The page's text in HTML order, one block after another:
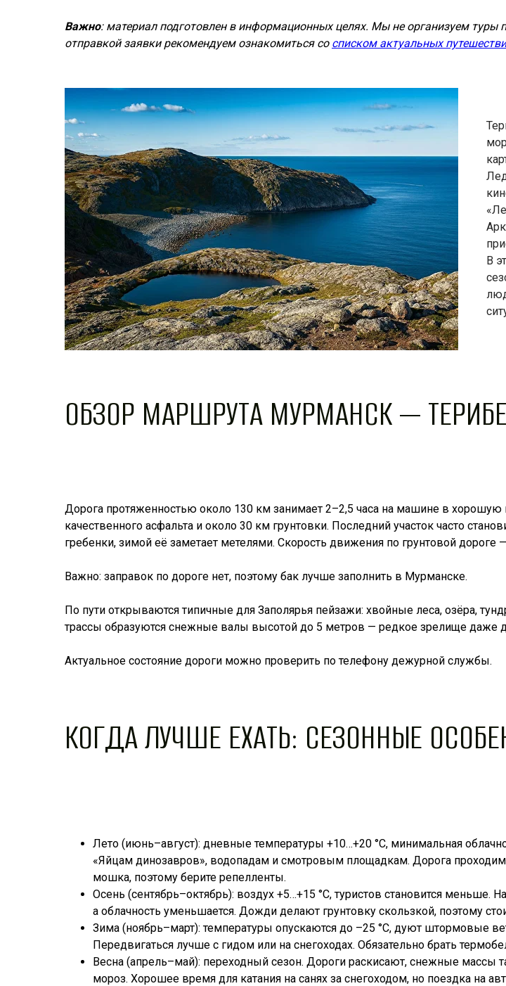
Важно: материал подготовлен в информационных целях. Мы не организуем
отправкой заявки рекомендуем ознакомиться со списком актуальных
В
ОБЗОР МАРШРУТА МУРМАНСК —
Дорога протяженностью около 130 км занимает 2–2,5 часа на машине в
качественного асфальта и около 30 км грунтовки. Последний участок часто
гребенки, зимой её заметает метелями. Скорость движения по грунтовой
Важно: заправок по дороге нет, поэтому бак лучше заполнить в Мурманске.
По пути открываются типичные для Заполярья пейзажи: хвойные леса, озёра,
трассы образуются снежные валы высотой до 5 метров — редкое зрелище даже
Актуальное состояние дороги можно проверить по телефону дежурной службы.
КОГДА ЛУЧШЕ ЕХАТЬ: СЕЗОННЫЕ
Лето (июнь–август): дневные температуры +10…+20 °C, минимальная
«Яйцам динозавров», водопадам и смотровым площадкам. Дорога
мошка, поэтому берите репелленты.
Осень (сентябрь–октябрь): воздух +5…+15 °C, туристов становится меньше.
а облачность уменьшается. Дожди делают грунтовку скользкой, поэтому
Зима (ноябрь–март): температуры опускаются до –25 °C, дуют штормовые
Передвигаться лучше с гидом или на снегоходах. Обязательно брать
Весна (апрель–май): переходный сезон. Дороги раскисают, снежные массы
мороз. Хорошее время для катания на санях за снегоходом, но поездка на